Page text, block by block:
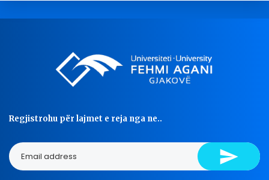
Regjistrohu për lajmet e reja nga ne..